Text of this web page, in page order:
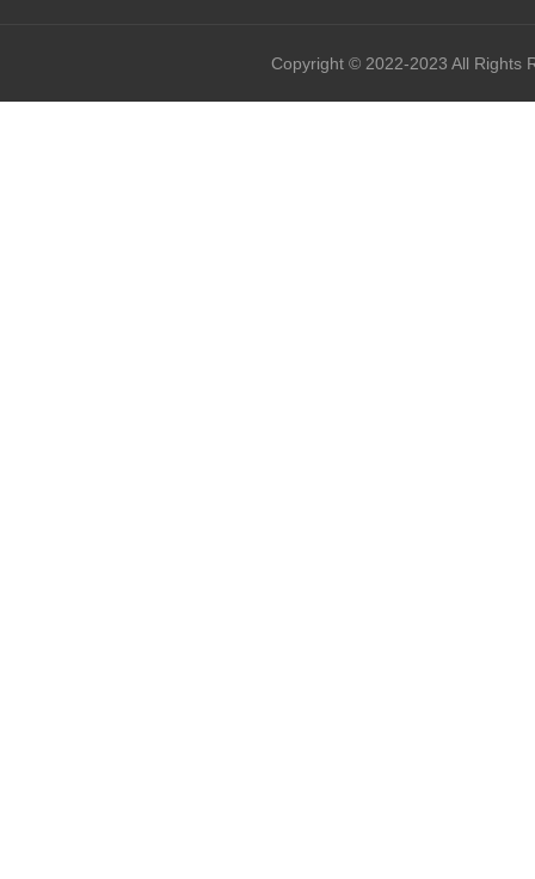
Copyright © 2022-2023 All Rights